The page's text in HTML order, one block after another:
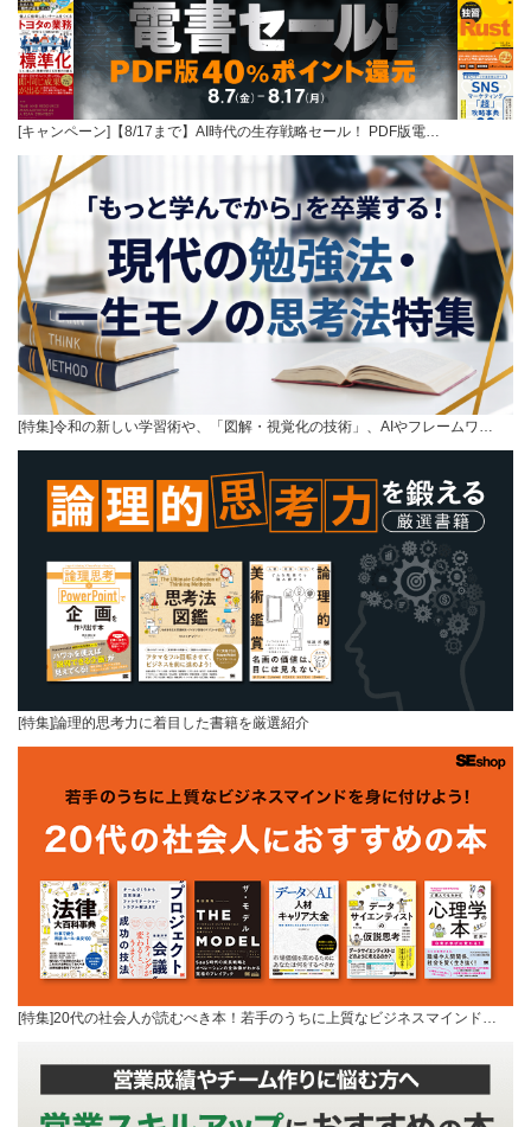
[キャンペーン]【8/17まで】AI時代の生存戦略セール！ PDF版電…
[特集]令和の新しい学習術や、「図解・視覚化の技術」、AIやフレームワ…
[特集]論理的思考力に着目した書籍を厳選紹介
[特集]20代の社会人が読むべき本！若手のうちに上質なビジネスマインド…